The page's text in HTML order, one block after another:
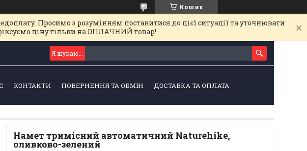
Кошик
Просимо з розумінням поставитися до цієї ситуації та уточнювати
ціну тільки на ОПЛАЧНИЙ товар!
КОНТАКТИ ПОВЕРНЕННЯ ТА ОБМІН ДОСТАВКА ТА ОПЛАТА
Намет тримісний автоматичний Naturehike,
оливково-зелений